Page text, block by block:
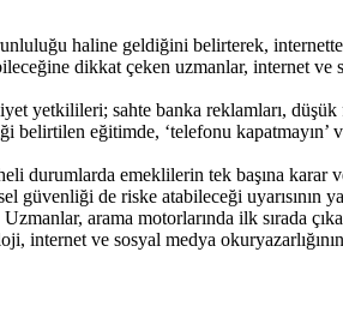
haline geldiğini belirterek,
dikkat çeken uzmanlar, internet ve
yetkilileri; sahte banka reklamları,
belirtilen eğitimde, ‘telefonu kapatmayın’
durumlarda emeklilerin tek başına karar
de riske atabileceği uyarısının
arama motorlarında ilk sırada
internet ve sosyal medya